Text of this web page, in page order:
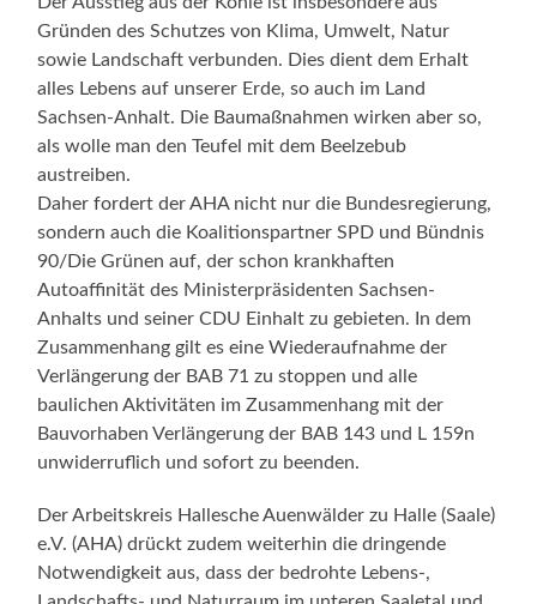
Gründen des Schutzes von Klima, Umwelt, Natur
sowie Landschaft verbunden. Dies dient dem Erhalt
alles Lebens auf unserer Erde, so auch im Land
Sachsen-Anhalt. Die Baumaßnahmen wirken aber so,
als wolle man den Teufel mit dem Beelzebub
austreiben.
Daher fordert der AHA nicht nur die Bundesregierung,
sondern auch die Koalitionspartner SPD und Bündnis
90/Die Grünen auf, der schon krankhaften
Autoaffinität des Ministerpräsidenten Sachsen-
Anhalts und seiner CDU Einhalt zu gebieten. In dem
Zusammenhang gilt es eine Wiederaufnahme der
Verlängerung der BAB 71 zu stoppen und alle
baulichen Aktivitäten im Zusammenhang mit der
Bauvorhaben Verlängerung der BAB 143 und L 159n
unwiderruflich und sofort zu beenden.
Der Arbeitskreis Hallesche Auenwälder zu Halle (Saale)
e.V. (AHA) drückt zudem weiterhin die dringende
Notwendigkeit aus, dass der bedrohte Lebens-,